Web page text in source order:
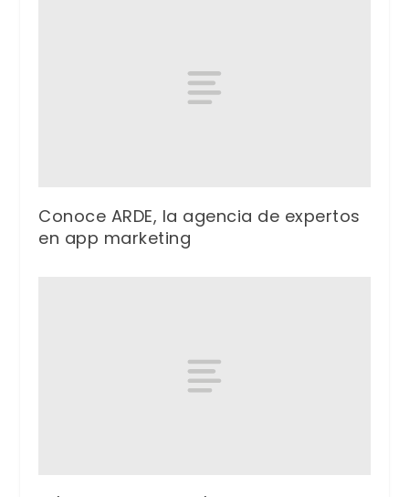
Conoce ARDE, la agencia de expertos
en app marketing